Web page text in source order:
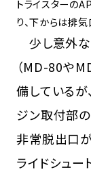
トライスターの
り、下からは排
少し意外な
（MD-80や
備している
ジン取付部
非常脱出口
ライドシュー